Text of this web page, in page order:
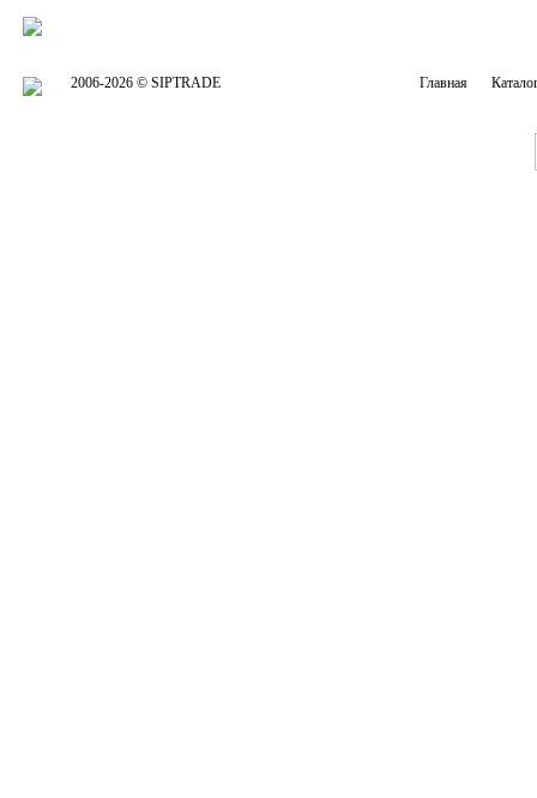
2006-2026 © SIPTRADE Главная